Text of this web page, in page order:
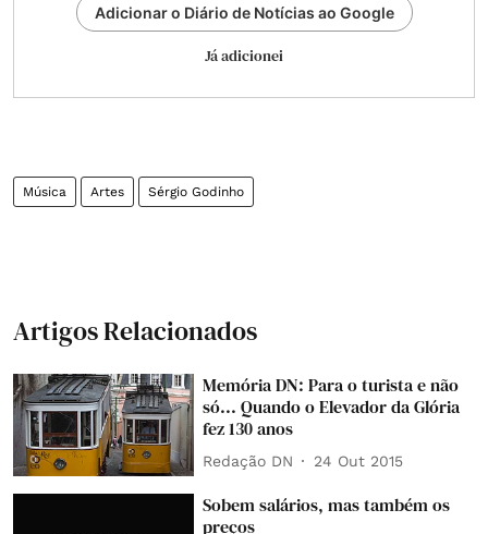
Adicionar o Diário de Notícias ao Google
Já adicionei
Música Artes Sérgio Godinho
Artigos Relacionados
Memória DN: Para o turista e não
só... Quando o Elevador da Glória
fez 130 anos
Redação DN 24 Out 2015
Sobem salários, mas também os
preços